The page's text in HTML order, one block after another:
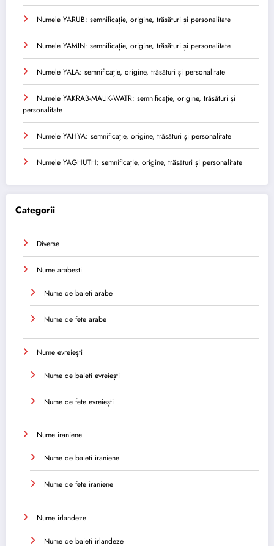
Numele YARUB: semnificație, origine, trăsături și personalitate
Numele YAMIN: semnificație, origine, trăsături și personalitate
Numele YALA: semnificație, origine, trăsături și personalitate
Numele YAKRAB-MALIK-WATR: semnificație, origine, trăsături și
personalitate
Numele YAHYA: semnificație, origine, trăsături și personalitate
Numele YAGHUTH: semnificație, origine, trăsături și personalitate
Categorii
Diverse
Nume arabesti
Nume de baieti arabe
Nume de fete arabe
Nume evreiești
Nume de baieti evreiești
Nume de fete evreiești
Nume iraniene
Nume de baieti iraniene
Nume de fete iraniene
Nume irlandeze
Nume de baieti irlandeze